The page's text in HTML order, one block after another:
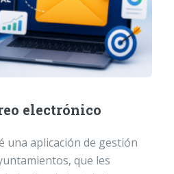
electrónico
una aplicación de gestión
que les